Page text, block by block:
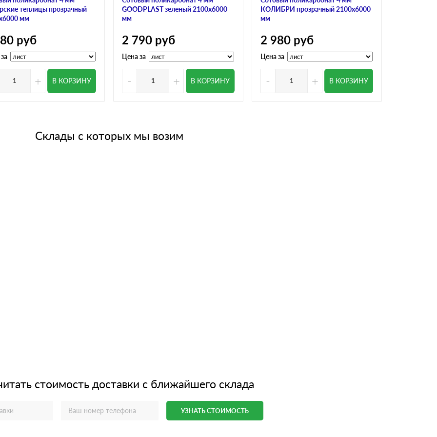
теплицы прозрачный
мм
руб
+ В КОРЗИНУ
GOODPLAST зеленый 2100х6000
мм
2 790 руб
Цена за
- + В КОРЗИНУ
КОЛИБРИ прозрачный 2100х6000
мм
2 980 руб
Цена за
- + В КОРЗИНУ
Склады с которых мы возим
стоимость доставки с ближайшего склада
УЗНАТЬ СТОИМОСТЬ